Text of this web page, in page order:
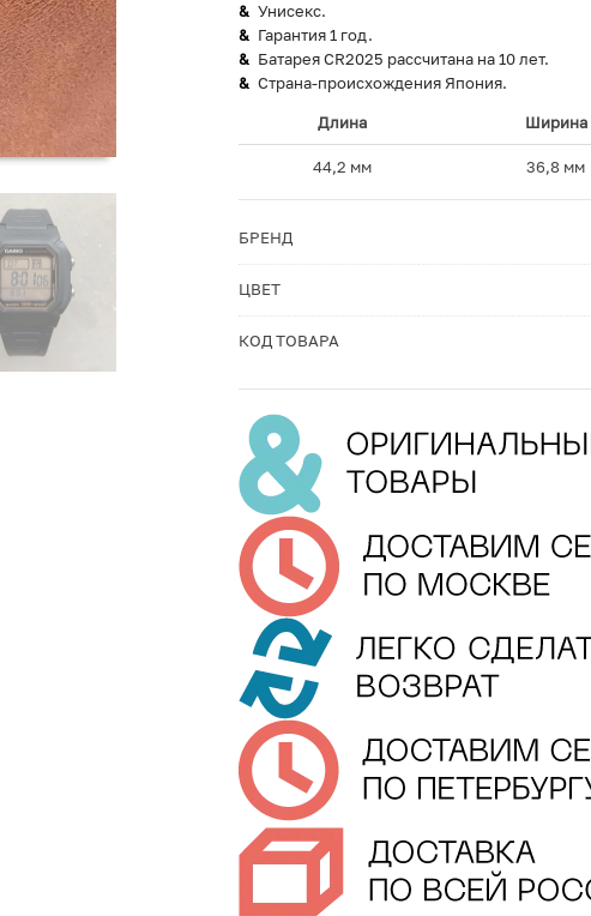
Унисекс.
Гарантия 1 год.
Батарея CR2025 рассчитана на 10 лет.
Страна-происхождения Япония.
Длина Ширина
44,2 мм 36,8 мм
БРЕНД
ЦВЕТ
КОД ТОВАРА